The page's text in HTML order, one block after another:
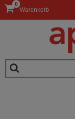
Warenkorb
0